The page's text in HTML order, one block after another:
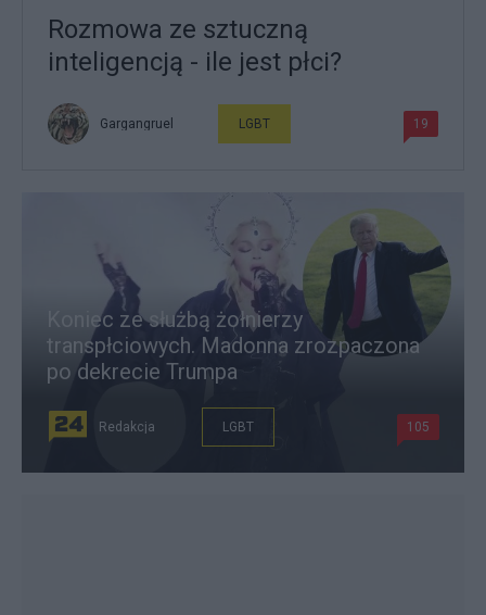
Rozmowa ze sztuczną
inteligencją - ile jest płci?
Gargangruel LGBT 19
Koniec ze służbą żołnierzy
transpłciowych. Madonna zrozpaczona
po dekrecie Trumpa
Redakcja LGBT 105